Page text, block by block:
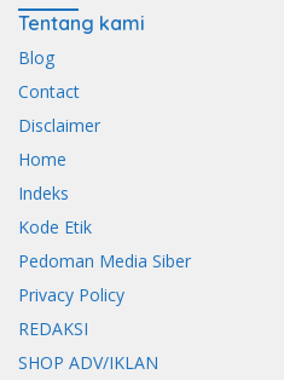
Tentang kami
Blog
Contact
Disclaimer
Home
Indeks
Kode Etik
Pedoman Media Siber
Privacy Policy
REDAKSI
SHOP ADV/IKLAN